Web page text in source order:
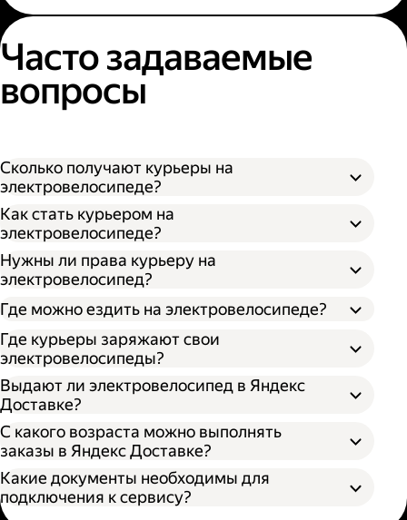
Часто задаваемые
вопросы
Сколько получают курьеры на
электровелосипеде?
Как стать курьером на
электровелосипеде?
Нужны ли права курьеру на
электровелосипед?
Где можно ездить на электровелосипеде?
Где курьеры заряжают свои
электровелосипеды?
Выдают ли электровелосипед в Яндекс
Доставке?
С какого возраста можно выполнять
заказы в Яндекс Доставке?
Какие документы необходимы для
подключения к сервису?